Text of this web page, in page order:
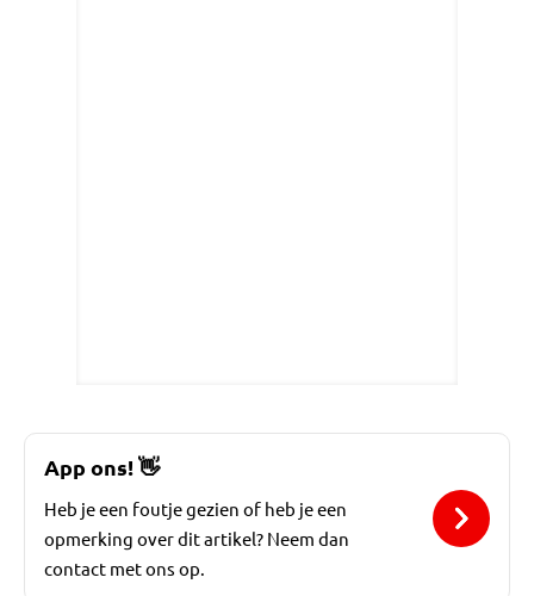
App ons!👋
Heb je een foutje gezien of heb je een
opmerking over dit artikel? Neem dan
contact met ons op.